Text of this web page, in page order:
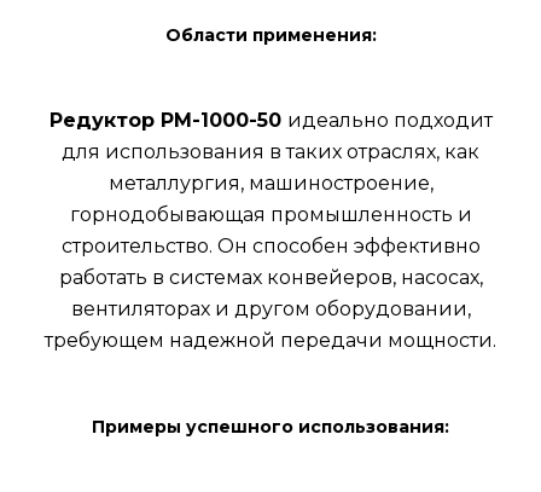
Области применения:
Редуктор РМ-1000-50 идеально подходит
для использования в таких отраслях, как
металлургия, машиностроение,
горнодобывающая промышленность и
строительство. Он способен эффективно
работать в системах конвейеров, насосах,
вентиляторах и другом оборудовании,
требующем надежной передачи мощности.
Примеры успешного использования: